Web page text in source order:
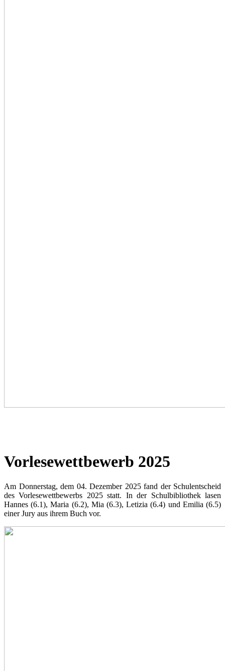
Vorlesewettbewerb 2025
Am Donnerstag, dem 04. Dezember 2025 fand der Schulentscheid
des Vorlesewettbewerbs 2025 statt. In der Schulbibliothek lasen
Hannes (6.1), Maria (6.2), Mia (6.3), Letizia (6.4) und Emilia (6.5)
einer Jury aus ihrem Buch vor.